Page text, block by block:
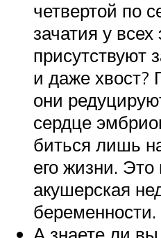
четвертой по
зачатия у
присутствуют
и даже хвост?
они
сердце
биться лишь
его жизни. Это
акушерская
беременности.